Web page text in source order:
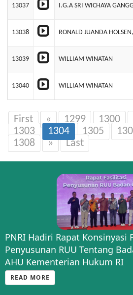
13037 I.G.A SRI WICHAYA
13038 RONALD JUANDA
13039 WILLIAM WINATAN
13040 WILLIAM WINATAN
First « 1299 1300
1303
1304 1305
1308
» Last
PNRI Hadiri Rapat Konsinyasi
Penyusunan RUU Tentang
AHU Kementerian Hukum RI
READ MORE